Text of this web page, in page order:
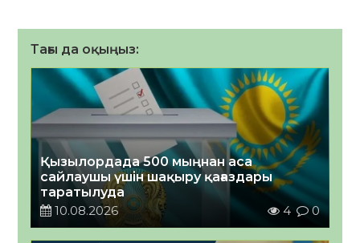
Тағы да оқыңыз:
Қызылордада 500 мыңнан аса
сайлаушы үшін шақыру қағаздары
таратылуда
10.08.2026
4 0